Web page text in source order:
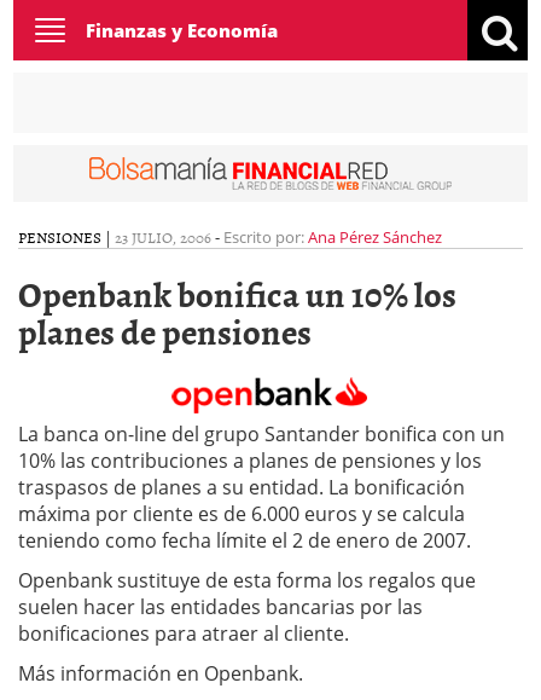
Toggle
navigation
Finanzas y Economía
PENSIONES | 23 JULIO, 2006- Escrito por:Ana Pérez Sánchez
Openbank bonifica un 10% los
planes de pensiones
La banca on-line del grupo Santander bonifica con un
10% las contribuciones a planes de pensiones y los
traspasos de planes a su entidad. La bonificación
máxima por cliente es de 6.000 euros y se calcula
teniendo como fecha límite el 2 de enero de 2007.
Openbank sustituye de esta forma los regalos que
suelen hacer las entidades bancarias por las
bonificaciones para atraer al cliente.
Más información en Openbank.